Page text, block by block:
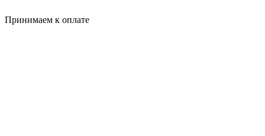
Принимаем к оплате